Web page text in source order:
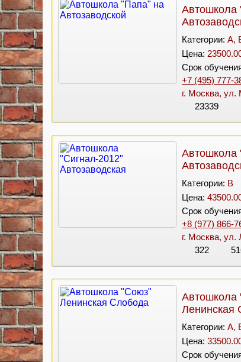
Автошкола
Категории: A,
Цена:
Срок
+7 (495) 777-
г. Москва, ул.
23339
Автошкола
Категории: B
Цена:
Срок
+8 (977) 866-
г. Москва, ул.
322
Автошкола
Ленинская
Категории: A,
Цена:
Срок